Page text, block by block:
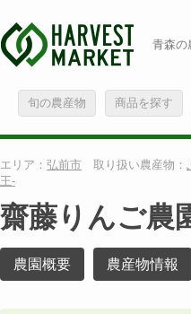
青森の
旬の農産物 商品を探す
エリア： 弘前市 取り扱い農産物：
王-
齋藤りんご農
農園概要 農産物情報